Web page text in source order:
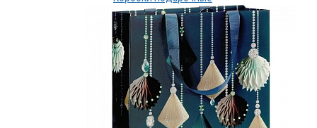
Ленты, бобины
Мы рекомендуем